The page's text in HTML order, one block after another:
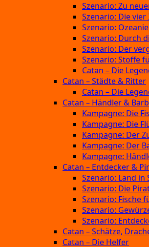
Szenario: Zu
Szenario: Die vier
Szenario:
Szenario: Durch
Szenario: Der
Szenario: Stoffe
Catan – Die
Catan – Städte & Ritter
Catan – Die
Catan – Händler &
Kampagne: Die
Kampagne: Die
Kampagne: Der
Kampagne: Der
Kampagne:
Catan – Entdecker &
Szenario: Land in
Szenario: Die
Szenario: Fische
Szenario:
Szenario:
Catan – Schätze,
Catan – Die Helfer